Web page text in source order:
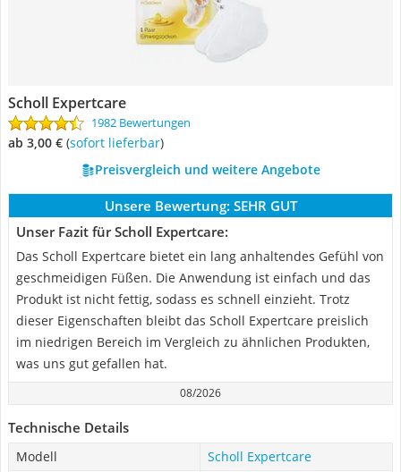
Scholl Expertcare
1982 Bewertungen
ab 3,00 € ( Sofort lieferbar)
Preisvergleich und weitere Angebote
Unsere Bewertung: SEHR GUT
Unser Fazit für Scholl Expertcare:
Das Scholl Expertcare bietet ein lang anhaltendes Gefühl von
geschmeidigen Füßen. Die Anwendung ist einfach und das
Produkt ist nicht fettig, sodass es schnell einzieht. Trotz
dieser Eigenschaften bleibt das Scholl Expertcare preislich
im niedrigen Bereich im Vergleich zu ähnlichen Produkten,
was uns gut gefallen hat.
08/2026
Technische Details
Modell
Scholl Expertcare